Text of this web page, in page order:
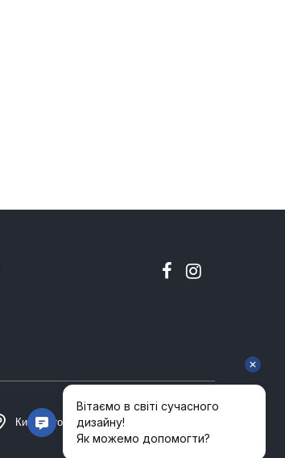
Киев, Столичное шоссе 101, Домосфера